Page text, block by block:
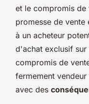
et le compromis de
promesse de vente
à un acheteur
d'achat exclusif sur
compromis de
fermement
avec des